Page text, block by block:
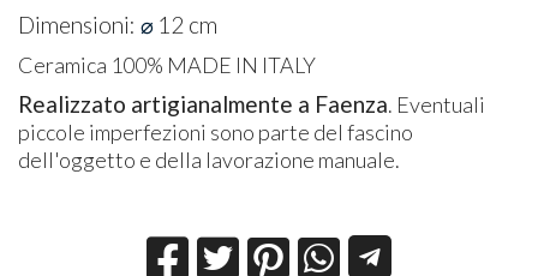
Dimensioni:⌀ 12 cm
Ceramica 100% MADE IN ITALY
Realizzato artigianalmente a Faenza. Eventuali
piccole imperfezioni sono parte del fascino
dell'oggetto e della lavorazione manuale.